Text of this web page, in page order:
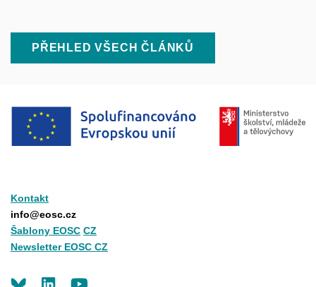
PŘEHLED VŠECH ČLÁNKŮ
Kontakt
info@eosc.cz
Šablony EOSC CZ
Newsletter EOSC CZ
LinkedIn